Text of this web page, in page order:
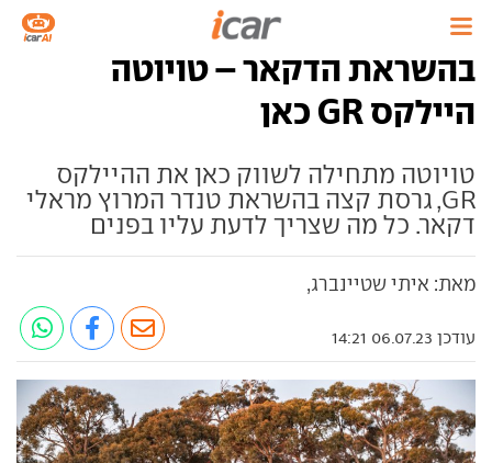
בהשראת הדקאר – טויוטה
היילקס GR כאן
טויוטה מתחילה לשווק כאן את ההיילקס
GR, גרסת קצה בהשראת טנדר המרוץ מראלי
דקאר. כל מה שצריך לדעת עליו בפנים
מאת: איתי שטיינברג,
עודכן 06.07.23 14:21